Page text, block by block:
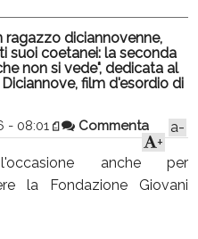
diciannovenne,
suoi coetanei: la seconda
non si vede", dedicata al
film d'esordio di
- 08:01 Commenta
a-
+
anche per
la Fondazione Giovani